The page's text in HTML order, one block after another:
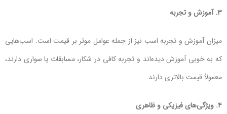
۳. آموزش و تجربه
میزان آموزش و تجربه اسب نیز از جمله عوامل موثر بر قیمت است. اسب‌هایی
که به خوبی آموزش دیده‌اند و تجربه کافی در شکار، مسابقات یا سواری دارند،
معمولاً قیمت بالاتری دارند.
۴. ویژگی‌های فیزیکی و ظاهری